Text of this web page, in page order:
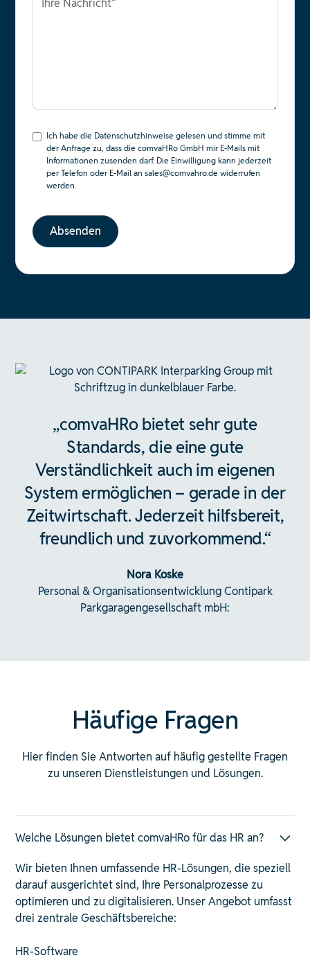
Ich habe die Datenschutzhinweise gelesen und stimme mit
der Anfrage zu, dass die comvaHRo GmbH mir E-Mails mit
Informationen zusenden darf. Die Einwilligung kann jederzeit
per Telefon oder E-Mail an sales@comvahro.de widerrufen
werden.
„comvaHRo bietet sehr gute
Standards, die eine gute
Verständlichkeit auch im eigenen
System ermöglichen – gerade in der
Zeitwirtschaft. Jederzeit hilfsbereit,
freundlich und zuvorkommend.“​
Nora Koske
Personal & Organisationsentwicklung Contipark
Parkgaragengesellschaft mbH:
Häufige Fragen
Hier finden Sie Antworten auf häufig gestellte Fragen
zu unseren Dienstleistungen und Lösungen.
Welche Lösungen bietet comvaHRo für das HR an?
Wir bieten Ihnen umfassende HR-Lösungen, die speziell
darauf ausgerichtet sind, Ihre Personalprozesse zu
optimieren und zu digitalisieren. Unser Angebot umfasst
drei zentrale Geschäftsbereiche:​
HR-Software